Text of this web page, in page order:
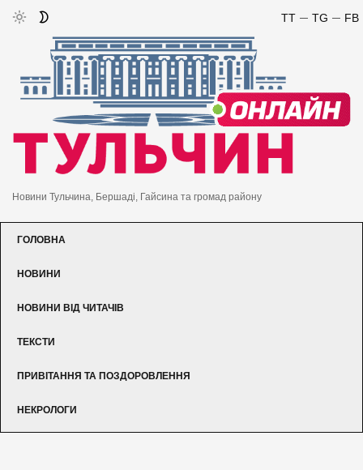
FB
TG
TT
Новини Тульчина, Бершаді, Гайсина та громад району
ГОЛОВНА
НОВИНИ
НОВИНИ ВІД ЧИТАЧІВ
ТЕКСТИ
ПРИВІТАННЯ ТА ПОЗДОРОВЛЕННЯ
НЕКРОЛОГИ